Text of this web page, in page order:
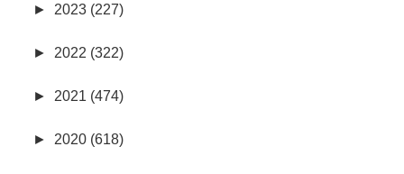
► 2023 (227)
► 2022 (322)
► 2021 (474)
► 2020 (618)